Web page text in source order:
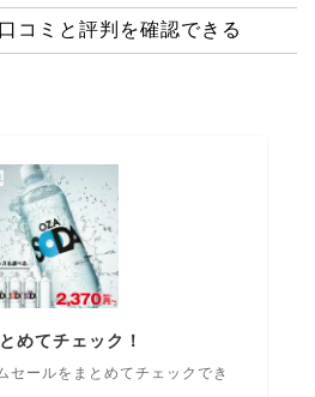
コミと評判を確認できる
めてチェック！
セールをまとめてチェックでき